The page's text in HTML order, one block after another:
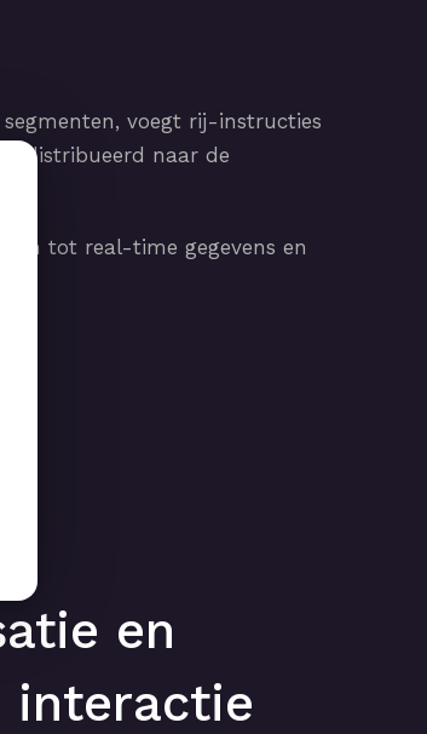
voegt rij-instructies
naar de
tot real-time gegevens en
en
interactie